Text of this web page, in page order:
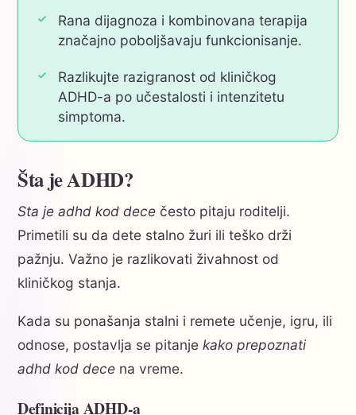
Rana dijagnoza i kombinovana terapija
značajno poboljšavaju funkcionisanje.
Razlikujte razigranost od kliničkog
ADHD-a po učestalosti i intenzitetu
simptoma.
Šta je ADHD?
Sta je adhd kod dece često pitaju roditelji.
Primetili su da dete stalno žuri ili teško drži
pažnju. Važno je razlikovati živahnost od
kliničkog stanja.
Kada su ponašanja stalni i remete učenje, igru, ili
odnose, postavlja se pitanje kako prepoznati
adhd kod dece na vreme.
Definicija ADHD-a